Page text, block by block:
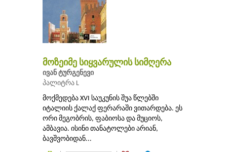
მოზეიმე სიყვარულის სიმღერა
ივან ტურგენევი
პალიტრა L
მოქმედება XVI საუკუნის შუა წლებში
იტალიის ქალაქ ფერარაში ვითარდება. ეს
ორი მეგობრის, ფაბიოსა და მუციოს,
ამბავია. ისინი თანატოლები არიან,
ბავშვობიდან...